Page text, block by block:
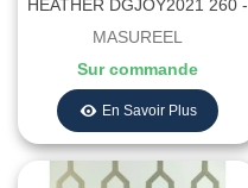
HEATHER DGJOY2021 260 -
Collection JOY - MASUREEL
MASUREEL
Sur commande
En Savoir Plus